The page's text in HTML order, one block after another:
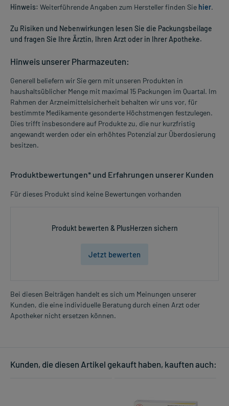
Hinweis: Weiterführende Angaben zum Hersteller finden Sie hier.
Zu Risiken und Nebenwirkungen lesen Sie die Packungsbeilage
und fragen Sie Ihre Ärztin, Ihren Arzt oder in Ihrer Apotheke.
Hinweis unserer Pharmazeuten:
Generell beliefern wir Sie gern mit unseren Produkten in
haushaltsüblicher Menge mit maximal 15 Packungen im Quartal. Im
Rahmen der Arzneimittelsicherheit behalten wir uns vor, für
bestimmte Medikamente gesonderte Höchstmengen festzulegen.
Dies trifft insbesondere auf Produkte zu, die nur kurzfristig
angewandt werden oder ein erhöhtes Potenzial zur Überdosierung
besitzen.
Produktbewertungen* und Erfahrungen unserer Kunden
Für dieses Produkt sind keine Bewertungen vorhanden
Produkt bewerten & PlusHerzen sichern
Jetzt bewerten
Bei diesen Beiträgen handelt es sich um Meinungen unserer
Kunden, die eine individuelle Beratung durch einen Arzt oder
Apotheker nicht ersetzen können.
Kunden, die diesen Artikel gekauft haben, kauften auch: